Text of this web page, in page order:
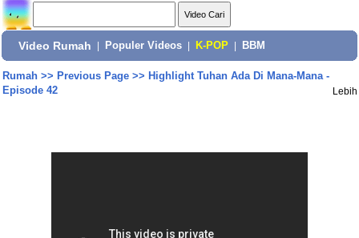
Video Rumah Populer Videos K-POP BBM
Rumah>> Previous Page>> Highlight Tuhan Ada Di Mana-Mana -
Episode 42
Lebih